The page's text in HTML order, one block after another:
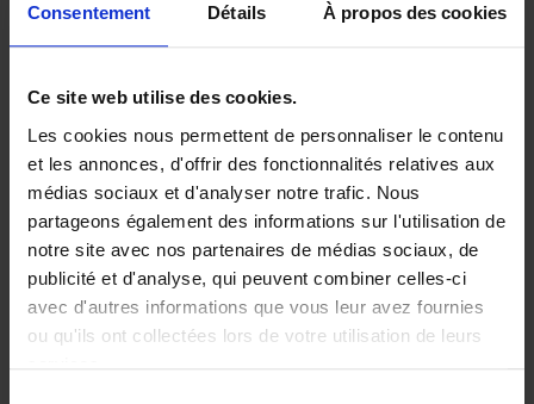
Consentement Détails À propos des cookies
Ce site web utilise des cookies.
Les cookies nous permettent de personnaliser le contenu
et les annonces, d'offrir des fonctionnalités relatives aux
médias sociaux et d'analyser notre trafic. Nous
partageons également des informations sur l'utilisation de
notre site avec nos partenaires de médias sociaux, de
publicité et d'analyse, qui peuvent combiner celles-ci
avec d'autres informations que vous leur avez fournies
ou qu'ils ont collectées lors de votre utilisation de leurs
Building Bonds = Building
Business
Jochen Roef Jozefien De Feyter
Carolien Boom
Couverture souple
2025 200
€29,99